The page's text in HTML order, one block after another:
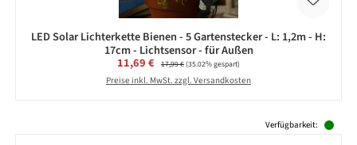
LED Solar Lichterkette Bienen - 5 Gartenstecker - L: 1,2m - H:
17cm - Lichtsensor - für Außen
Verkaufspreis:
11,69 € Regulärer Preis:
17,99 €(35.02% gespart)
Preise inkl. MwSt. zzgl. Versandkosten
Verfügbarkeit: